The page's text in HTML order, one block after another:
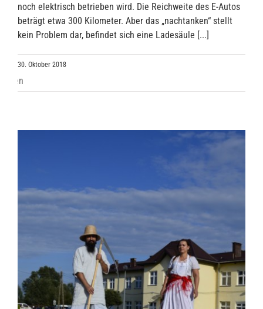
noch elektrisch betrieben wird. Die Reichweite des E-Autos
beträgt etwa 300 Kilometer. Aber das „nachtanken“ stellt
kein Problem dar, befindet sich eine Ladesäule [...]
30. Oktober 2018